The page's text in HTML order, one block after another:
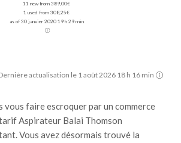
11 new from 389,00€
1 used from 308,25€
as of 30 janvier 2020 19 h 29 min
actualisation le 1 août 2026 18 h 16 min
vous faire escroquer par un commerce
Aspirateur Balai Thomson
Vous avez désormais trouvé la